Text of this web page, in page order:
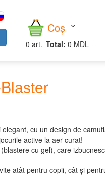
Coș
0 art. Total: 0 MDL
cu un design de
active la aer curat!
cu gel), care
atât pentru copii, cât și